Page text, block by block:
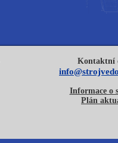
Kontaktní
Informace o
Plán